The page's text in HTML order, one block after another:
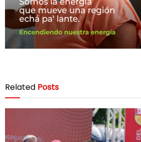
Related Posts